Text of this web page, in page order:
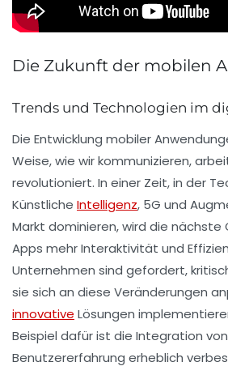
Die Zukunft der mobilen
Trends und Technologien im
Die Entwicklung mobiler
Weise, wie wir kommunizieren,
revolutioniert. In einer Zeit, in der
Künstliche Intelligenz, 5G und
Markt dominieren, wird die nächste
Apps mehr Interaktivität und
Unternehmen sind gefordert,
sie sich an diese Veränderungen
innovative Lösungen
Beispiel dafür ist die Integration von
Benutzererfahrung erheblich